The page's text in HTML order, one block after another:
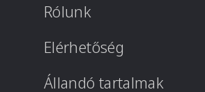
Rólunk
Elérhetőség
Állandó tartalmak